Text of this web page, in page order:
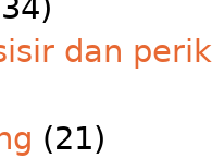
dan
(21)